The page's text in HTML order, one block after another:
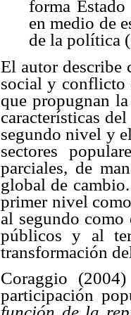
forma
en medio de
de la política
El autor describe
social y conflicto
que propugnan
características
segundo nivel y
sectores
parciales, de
global de
primer nivel
al segundo
públicos y al
transformación
Coraggio
participación